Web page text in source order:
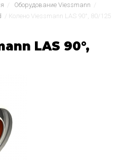
Оборудование Viessmann
Колено Viessmann LAS 90°, 80/125
LAS 90°,